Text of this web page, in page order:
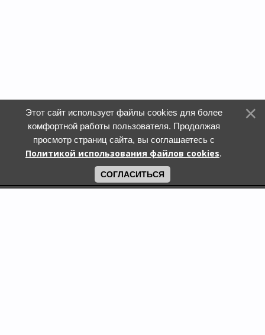
Этот сайт использует файлы cookies для более
комфортной работы пользователя. Продолжая
просмотр страниц сайта, вы соглашаетесь с
Политикой использования файлов cookies.
СОГЛАСИТЬСЯ